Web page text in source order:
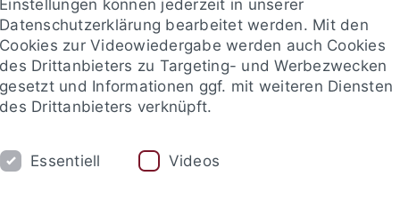
FORSCHEN & PUBLIZIEREN
Forschungsmethoden & Forschungsdaten
Fachinformationen
Einstellungen können jederzeit in unserer
Datenschutzerklärung bearbeitet werden. Mit den
Cookies zur Videowiedergabe werden auch Cookies
des Drittanbieters zu Targeting- und Werbezwecken
gesetzt und Informationen ggf. mit weiteren Diensten
des Drittanbieters verknüpft.
Essentiell Videos